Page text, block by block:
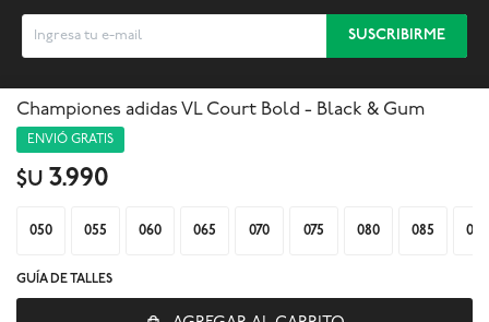
Championes adidas VL Court Bold - Black & Gum
ENVIÓ GRATIS
$U 3.990
050 055 060 065 070 075 080 085 090
GUÍA DE TALLES
SUSCRIBIRME
  